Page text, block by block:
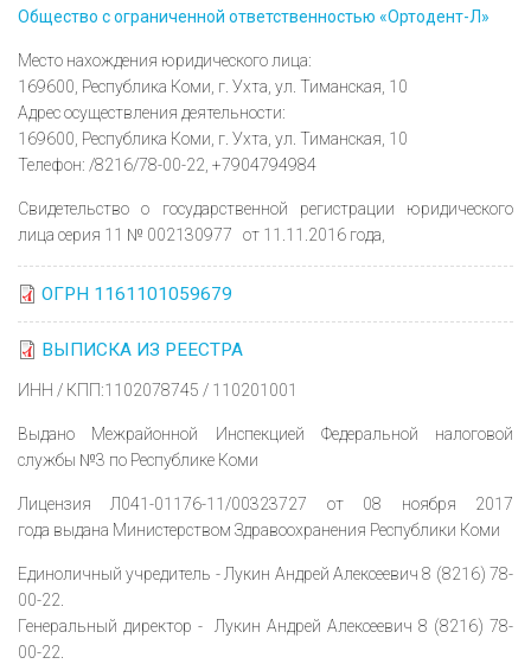
Общество с ограниченной ответственностью «Ортодент-Л»
Место нахождения юридического лица:
169600, Республика Коми, г. Ухта, ул. Тиманская, 10
Адрес осуществления деятельности:
169600, Республика Коми, г. Ухта, ул. Тиманская, 10
Телефон: /8216/78-00-22, +7904794984
Свидетельство о государственной регистрации юридического
лица серия 11 № 002130977 от 11.11.2016 года,
ОГРН 1161101059679
ВЫПИСКА ИЗ РЕЕСТРА
ИНН / КПП:1102078745 / 110201001
Выдано Межрайонной Инспекцией Федеральной налоговой
службы №3 по Республике Коми
Лицензия Л041-01176-11/00323727 от 08 ноября 2017
года выдана Министерством Здравоохранения Республики Коми
Единоличный учредитель - Лукин Андрей Алексеевич 8 (8216) 78-
00-22.
Генеральный директор - Лукин Андрей Алексеевич 8 (8216) 78-
00-22.